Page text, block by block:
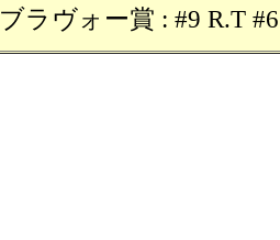
ブラヴォー賞 : #9 R.T